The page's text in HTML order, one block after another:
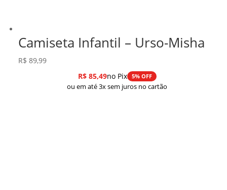
Camiseta Infantil – Urso-Misha
R$ 89,99
R$85,49no Pix 5% OFF
ou em até 3x sem juros no cartão